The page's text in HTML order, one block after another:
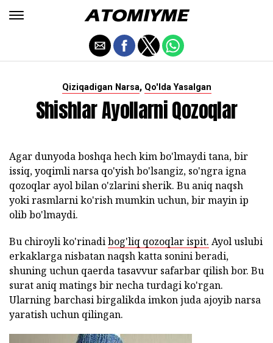
Qiziqadigan Narsa, Qo'lda Yasalgan
Shishlar Ayollarni Qozoqlar
Agar dunyoda boshqa hech kim bo'lmaydi tana, bir
issiq, yoqimli narsa qo'yish bo'lsangiz, so'ngra igna
qozoqlar ayol bilan o'zlarini sherik. Bu aniq naqsh
yoki rasmlarni ko'rish mumkin uchun, bir mayin ip
olib bo'lmaydi.
Bu chiroyli ko'rinadibog'liq qozoqlar ispit. Ayol uslubi
erkaklarga nisbatan naqsh katta sonini beradi,
shuning uchun qaerda tasavvur safarbar qilish bor. Bu
surat aniq matings bir necha turdagi ko'rgan.
Ularning barchasi birgalikda imkon juda ajoyib narsa
yaratish uchun qilingan.